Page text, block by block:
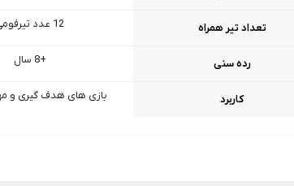
تعداد تیر همراه 12 عدد تیرفومی
رده سنی +8 سال
کاربرد بازی‌ های هدف‌ گیری و